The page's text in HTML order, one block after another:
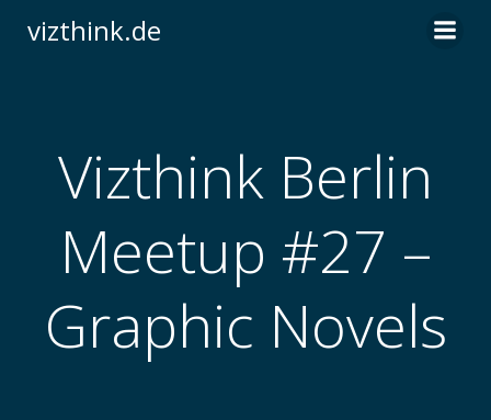
vizthink.de
Vizthink Berlin
Meetup #27 –
Graphic Novels